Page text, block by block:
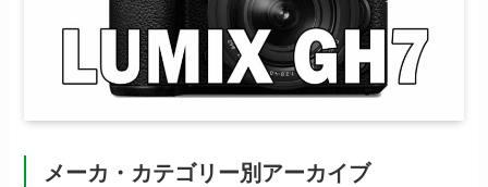
メーカ・カテゴリー別アーカイブ